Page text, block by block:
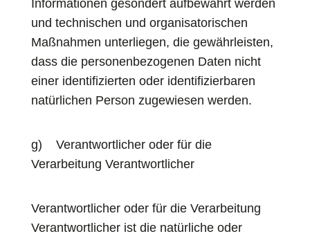
Informationen gesondert aufbewahrt werden
und technischen und organisatorischen
Maßnahmen unterliegen, die gewährleisten,
dass die personenbezogenen Daten nicht
einer identifizierten oder identifizierbaren
natürlichen Person zugewiesen werden.
g) Verantwortlicher oder für die
Verarbeitung Verantwortlicher
Verantwortlicher oder für die Verarbeitung
Verantwortlicher ist die natürliche oder